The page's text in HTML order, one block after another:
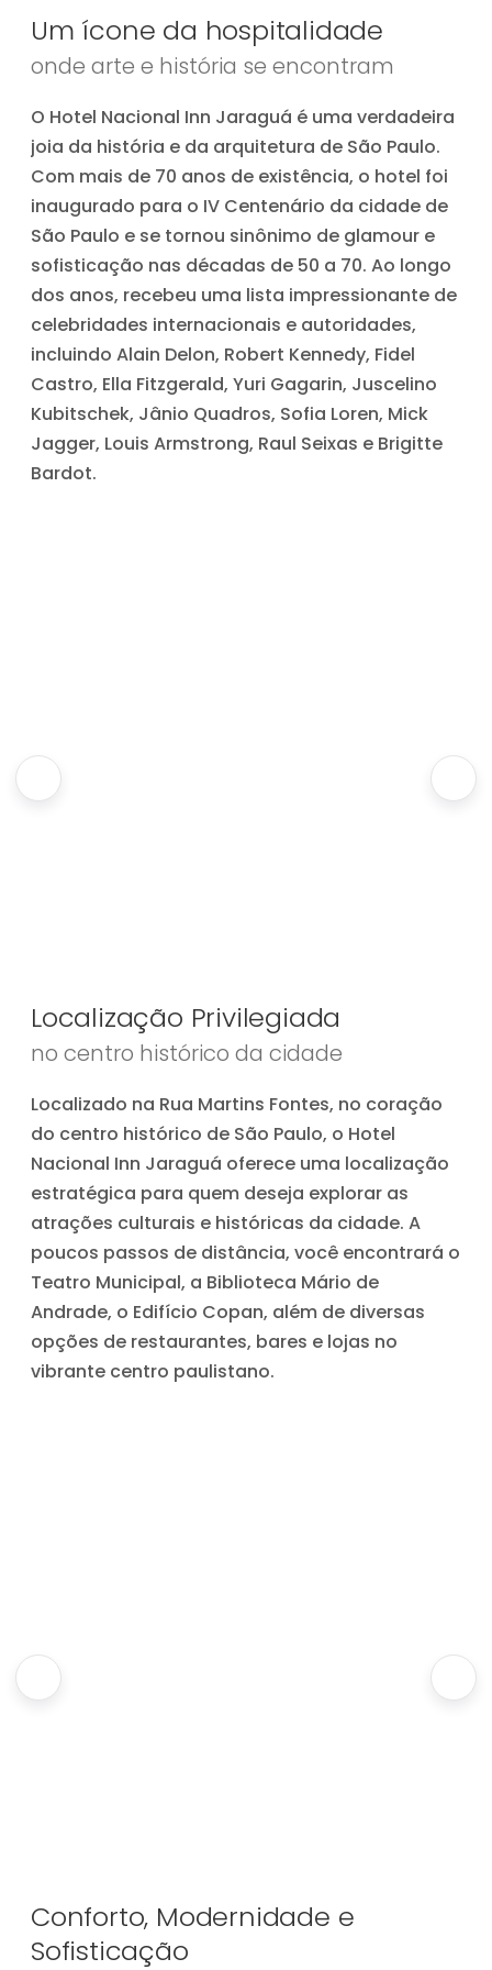
Um ícone da hospitalidade
onde arte e história se encontram
O Hotel Nacional Inn Jaraguá é uma verdadeira
joia da história e da arquitetura de São Paulo.
Com mais de 70 anos de existência, o hotel foi
inaugurado para o IV Centenário da cidade de
São Paulo e se tornou sinônimo de glamour e
sofisticação nas décadas de 50 a 70. Ao longo
dos anos, recebeu uma lista impressionante de
celebridades internacionais e autoridades,
incluindo Alain Delon, Robert Kennedy, Fidel
Castro, Ella Fitzgerald, Yuri Gagarin, Juscelino
Kubitschek, Jânio Quadros, Sofia Loren, Mick
Jagger, Louis Armstrong, Raul Seixas e Brigitte
Bardot.
Localização Privilegiada
no centro histórico da cidade
Localizado na Rua Martins Fontes, no coração
do centro histórico de São Paulo, o Hotel
Nacional Inn Jaraguá oferece uma localização
estratégica para quem deseja explorar as
atrações culturais e históricas da cidade. A
poucos passos de distância, você encontrará o
Teatro Municipal, a Biblioteca Mário de
Andrade, o Edifício Copan, além de diversas
opções de restaurantes, bares e lojas no
vibrante centro paulistano.
Conforto, Modernidade e
Sofisticação